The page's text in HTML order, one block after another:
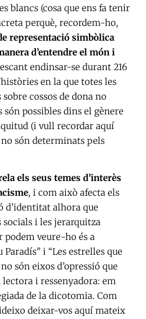
blancs (cosa que ens fa tenir
perquè, recordem-ho,
representació simbòlica
d’entendre el món i
endinsar-se durant 216
en la que totes les
cossos de dona no
possibles dins el gènere
(i vull recordar aquí
són determinats pels
els seus temes d’interès
, i com això afecta els
d’identitat alhora que
i les jerarquitza
veure-ho és a
i “Les estrelles que
són eixos d’opressió que
lectora i ressenyadora: em
de la dicotomia. Com
deixar-vos aquí mateix